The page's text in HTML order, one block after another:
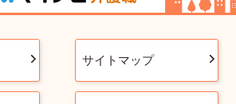
サイトマップ